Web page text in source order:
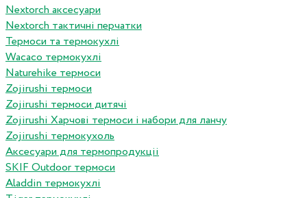
Nextorch аксесуари
Nextorch тактичні перчатки
Термоси та термокухлі
Wacaco термокухлі
Naturehike термоси
Zojirushi термоси
Zojirushi термоси дитячі
Zojirushi Харчові термоси і набори для ланчу
Zojirushi термокухоль
Аксесуари для термопродукціі
SKIF Outdoor термоси
Aladdin термокухлі